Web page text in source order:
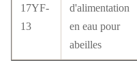
17YF-
13
d'alimentation
en eau pour
abeilles